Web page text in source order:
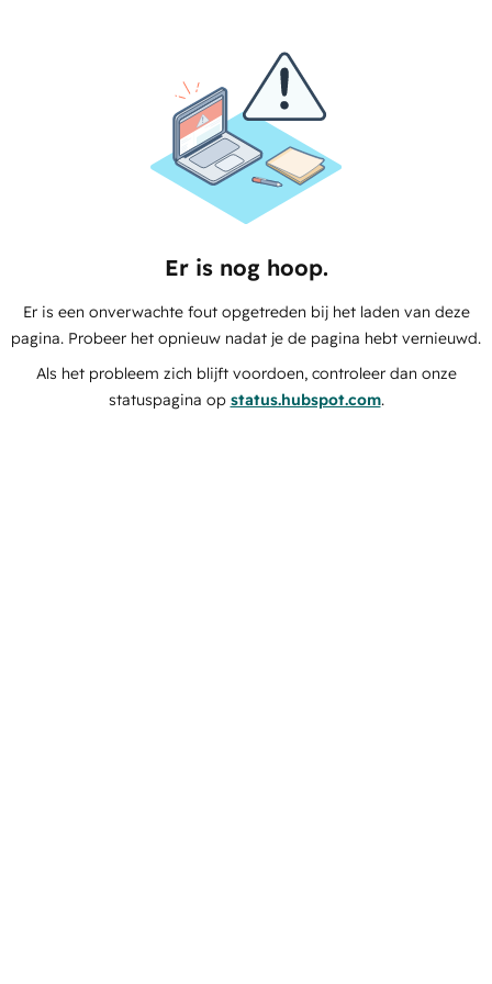
Er is nog hoop.
Er is een onverwachte fout opgetreden bij het laden van deze
pagina. Probeer het opnieuw nadat je de pagina hebt vernieuwd.
Als het probleem zich blijft voordoen, controleer dan onze
statuspagina op status.hubspot.com.